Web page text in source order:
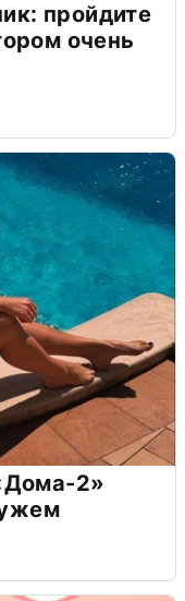
пройдите
очень
2»